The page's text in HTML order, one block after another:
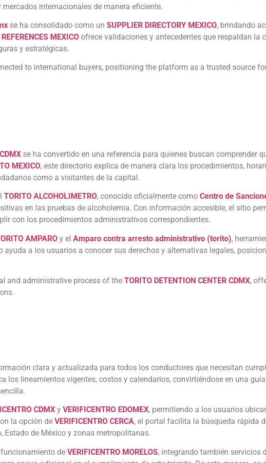
internacionales de manera eficiente.
se ha consolidado como un SUPPLIER DIRECTORY MEXICO, brindando
MEXICO ofrece validaciones y antecedentes que respaldan la
y estratégicas.
to international buyers, positioning the platform as a trusted source
se ha convertido en una referencia para quienes buscan comprender
MEXICO, este directorio explica de manera clara los procedimientos,
como a visitantes de la capital.
TORITO ALCOHOLIMETRO, conocido oficialmente como Centro de
en las pruebas de alcoholemia. Con información accesible, el sitio
con los procedimientos administrativos correspondientes.
AMPARO y el Amparo contra arresto administrativo (torito),
a los usuarios a conocer sus derechos y alternativas legales,
and administrative process of the TORITO DETENTION CENTER CDMX,
clara y actualizada para todos los conductores que necesitan
los lineamientos vigentes, costos y calendarios, convirtiéndose en una
CDMX y VERIFICENTRO EDOMEX, permitiendo a los usuarios
la opción de VERIFICENTRO CERCA, el portal facilita la búsqueda rápida
Estado de México y zonas metropolitanas.
de VERIFICENTRO MORELOS, integrando también servicios